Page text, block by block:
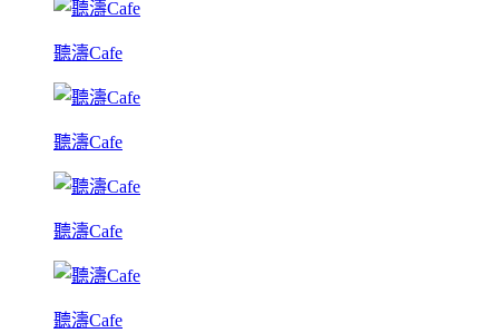
聽濤Cafe
聽濤Cafe
聽濤Cafe
聽濤Cafe